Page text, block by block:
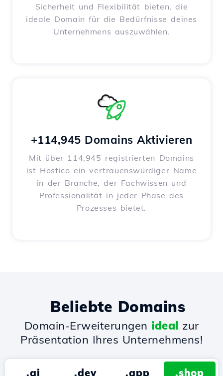
Sicherheit und Flexibilität bieten, die
ideale Domain für die Bedürfnisse deines
Unternehmens auszuwählen.
+114,945 Domains Aktivieren
Mit über 114,945 registrierten Domains
ist Hostico ein vertrauenswürdiger Name
in der Branche, der Fachwissen und
Professionalität in jeder Phase des
Prozesses bietet.
Beliebte Domains
Domain-Erweiterungen ideal zur
Präsentation Ihres Unternehmens!
.ai .dev .app .shop